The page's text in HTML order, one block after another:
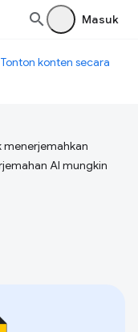
Masuk
Tonton konten secara
menerjemahkan
AI mungkin